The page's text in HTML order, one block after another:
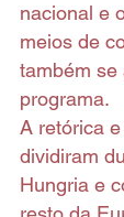
nacional e
meios de
também se
programa.
A retórica
dividiram
Hungria e